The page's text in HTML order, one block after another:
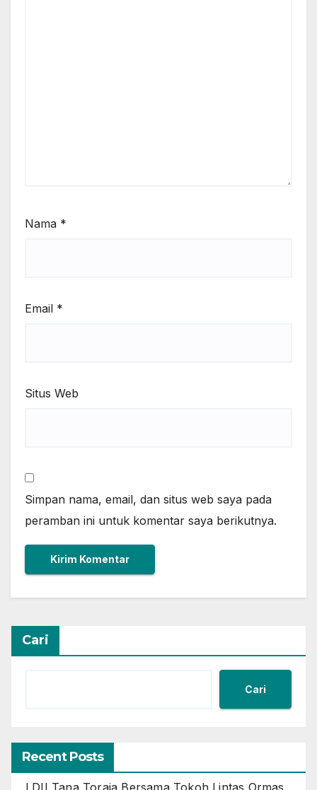
Nama *
Email *
Situs Web
Simpan nama, email, dan situs web saya pada
peramban ini untuk komentar saya berikutnya.
Cari
Cari
Recent Posts